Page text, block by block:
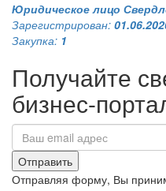
Юридическое лицо
Зарегистрирован:
Закупка: 1
Получайте
бизнес-
Отправить
Отправляя форму, Вы